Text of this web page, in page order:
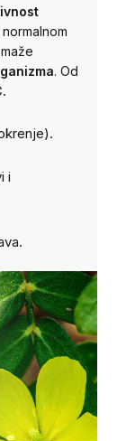
normalnom
. Od
i